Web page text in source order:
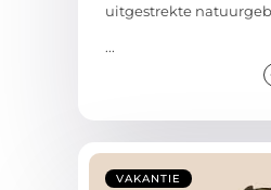
uitgestrekte
...
VAKANTIE